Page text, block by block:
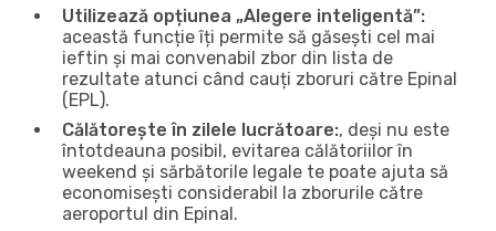
Utilizează opțiunea „Alegere inteligentă”:
această funcție îți permite să găsești cel mai
ieftin și mai convenabil zbor din lista de
rezultate atunci când cauți zboruri către Epinal
(EPL).
Călătorește în zilele lucrătoare:, deși nu este
întotdeauna posibil, evitarea călătoriilor în
weekend și sărbătorile legale te poate ajuta să
economisești considerabil la zborurile către
aeroportul din Epinal.